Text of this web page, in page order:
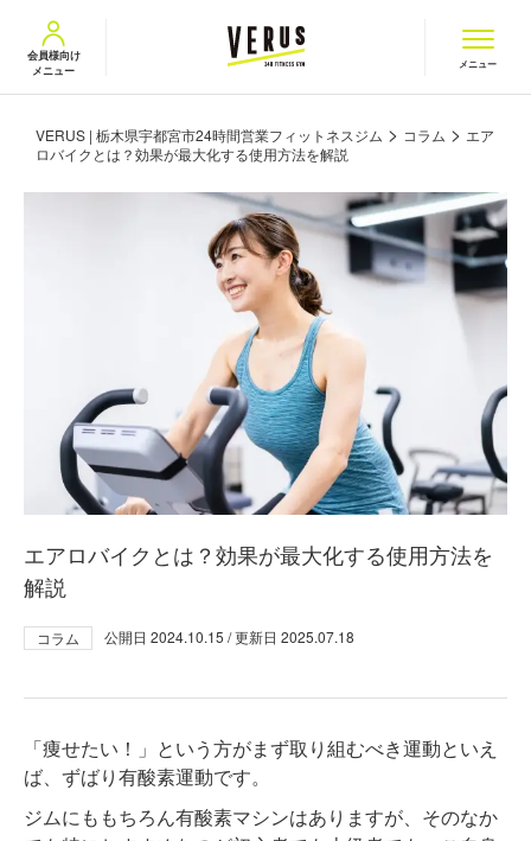
VERUS ヴェルス
会員様向け
メニュー
メニュー
VERUS | 栃木県宇都宮市24時間営業フィットネスジム > コラム > エア
ロバイクとは？効果が最大化する使用方法を解説
エアロバイクとは？効果が最大化する使用方法を
解説
コラム 公開日 2024.10.15 / 更新日 2025.07.18
「痩せたい！」という方がまず取り組むべき運動といえ
ば、ずばり有酸素運動です。
ジムにももちろん有酸素マシンはありますが、そのなか